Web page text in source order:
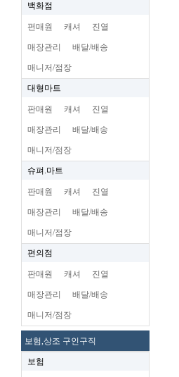
백화점
편매원 캐셔 진열
매장관리 배달/배송
매니저/점장
대형마트
판매원 캐셔 진열
매장관리 배달/배송
매니저/점장
슈펴.마트
판매원 캐셔 진열
매장관리 배달/배송
매니저/점장
편의점
판매원 캐셔 진열
매장관리 배달/배송
매니저/점장
보험,상조 구인구직
보험